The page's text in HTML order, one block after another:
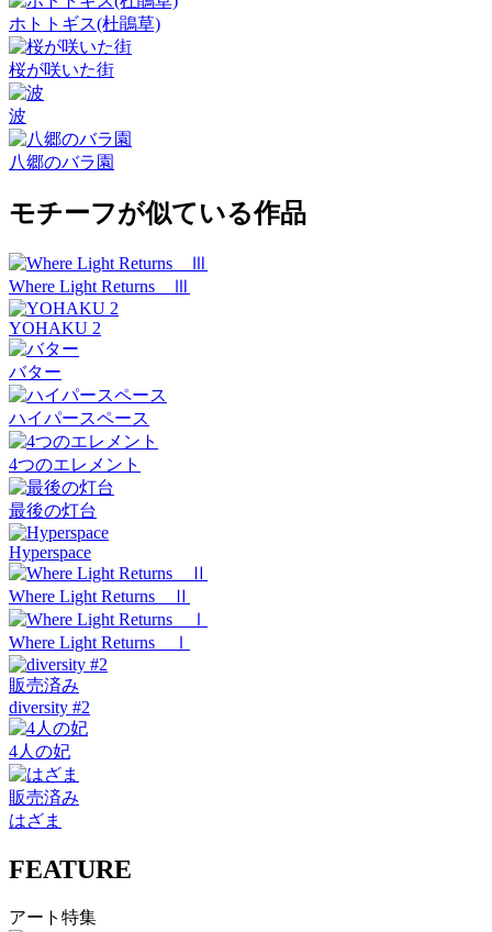
ホトトギス(杜鵑草)
桜が咲いた街
波
八郷のバラ園
モチーフが似ている作品
Where Light Returns Ⅲ
YOHAKU 2
バター
ハイパースペース
4つのエレメント
最後の灯台
Hyperspace
Where Light Returns Ⅱ
Where Light Returns Ⅰ
販売済み
diversity #2
4人の妃
販売済み
はざま
FEATURE
アート特集